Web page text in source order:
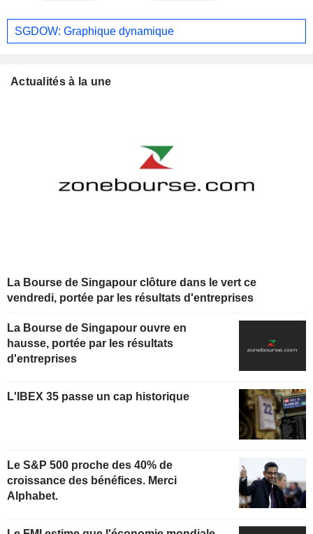
SGDOW: Graphique dynamique
Actualités à la une
La Bourse de Singapour clôture dans le vert ce
vendredi, portée par les résultats d'entreprises
La Bourse de Singapour ouvre en
hausse, portée par les résultats
d'entreprises
L'IBEX 35 passe un cap historique
Le S&P 500 proche des 40% de
croissance des bénéfices. Merci
Alphabet.